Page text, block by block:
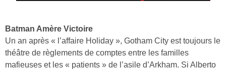
Batman Amère Victoire
Un an après « l’affaire Holiday », Gotham City est toujours le
théâtre de règlements de comptes entre les familles
mafieuses et les « patients » de l’asile d’Arkham. Si Alberto